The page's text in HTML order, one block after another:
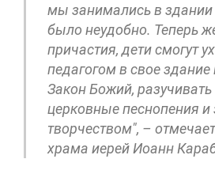
мы занимались в здании
было неудобно. Теперь
причастия, дети смогут
педагогом в свое здание
Закон Божий,
церковные песнопения и
творчеством", –
храма иерей Иоанн